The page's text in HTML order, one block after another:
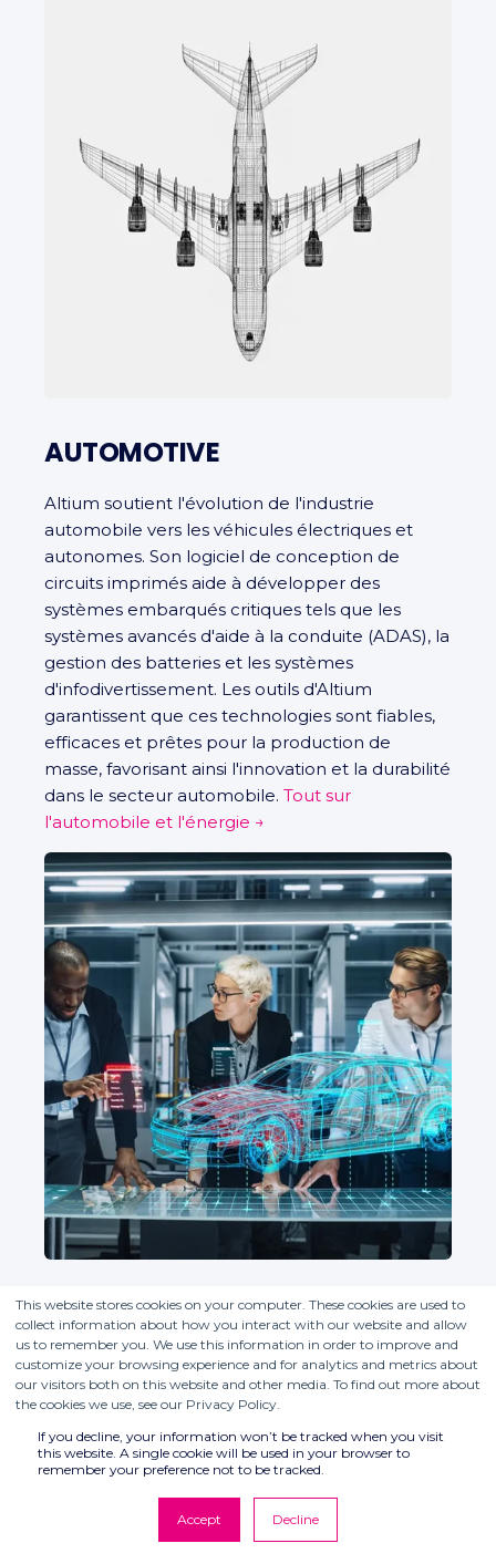
This website stores cookies on your computer. These cookies are used to
collect information about how you interact with our website and allow
us to remember you. We use this information in order to improve and
customize your browsing experience and for analytics and metrics about
our visitors both on this website and other media. To find out more about
the cookies we use, see our Privacy Policy.
If you decline, your information won’t be tracked when you visit
this website. A single cookie will be used in your browser to
remember your preference not to be tracked.
Accept Decline
AUTOMOTIVE
Altium soutient l'évolution de l'industrie
automobile vers les véhicules électriques et
autonomes. Son logiciel de conception de
circuits imprimés aide à développer des
systèmes embarqués critiques tels que les
systèmes avancés d'aide à la conduite (ADAS), la
gestion des batteries et les systèmes
d'infodivertissement. Les outils d'Altium
garantissent que ces technologies sont fiables,
efficaces et prêtes pour la production de
masse, favorisant ainsi l'innovation et la durabilité
dans le secteur automobile. Tout sur
l'automobile et l'énergie →